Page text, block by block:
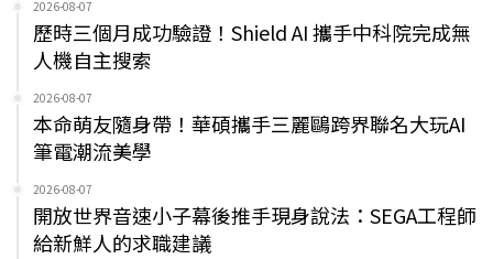
2026-08-07
歷時三個月成功驗證！Shield AI 攜手中科院完成無
人機自主搜索
2026-08-07
本命萌友隨身帶！華碩攜手三麗鷗跨界聯名大玩AI
筆電潮流美學
2026-08-07
開放世界音速小子幕後推手現身說法：SEGA工程師
給新鮮人的求職建議